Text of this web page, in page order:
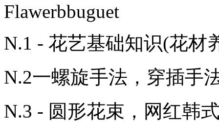
Flawerbbuguet
N.1 - 花艺基础知识(花材
N.2一螺旋手法，穿插手
N.3 - 圆形花束，网红韩